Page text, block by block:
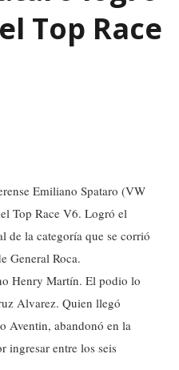
Top Race
Emiliano Spataro (VW
Top Race V6. Logró el
de la categoría que se corrió
General Roca.
Henry Martín. El podio lo
Alvarez. Quien llegó
Aventin, abandonó en la
ingresar entre los seis